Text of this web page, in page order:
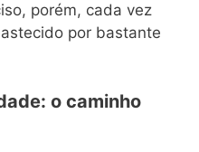
porém, cada vez
por bastante
o caminho